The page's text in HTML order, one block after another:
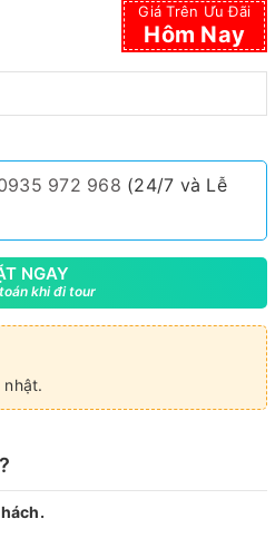
Giá Trên Ưu Đãi
Hôm Nay
972 968 (24/7 và Lễ
NGAY
khi đi tour